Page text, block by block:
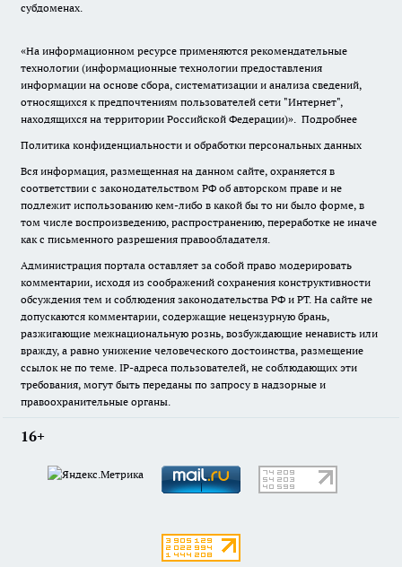
субдоменах.
«На информационном ресурсе применяются рекомендательные
технологии (информационные технологии предоставления
информации на основе сбора, систематизации и анализа сведений,
относящихся к предпочтениям пользователей сети "Интернет",
находящихся на территории Российской Федерации)». Подробнее
Политика конфиденциальности и обработки персональных данных
Вся информация, размещенная на данном сайте, охраняется в
соответствии с законодательством РФ об авторском праве и не
подлежит использованию кем-либо в какой бы то ни было форме, в
том числе воспроизведению, распространению, переработке не иначе
как с письменного разрешения правообладателя.
Администрация портала оставляет за собой право модерировать
комментарии, исходя из соображений сохранения конструктивности
обсуждения тем и соблюдения законодательства РФ и РТ. На сайте не
допускаются комментарии, содержащие нецензурную брань,
разжигающие межнациональную рознь, возбуждающие ненависть или
вражду, а равно унижение человеческого достоинства, размещение
ссылок не по теме. IP-адреса пользователей, не соблюдающих эти
требования, могут быть переданы по запросу в надзорные и
правоохранительные органы.
16+